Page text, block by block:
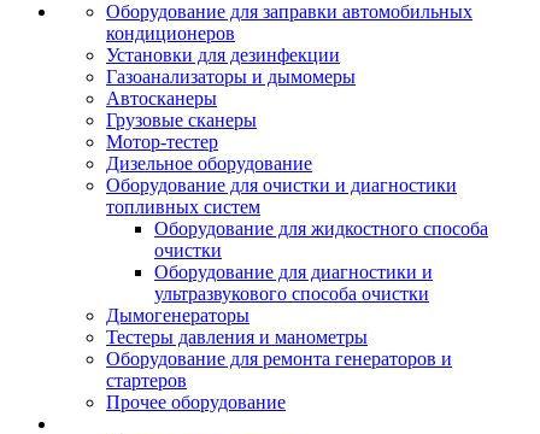
Оборудование для заправки автомобильных
кондиционеров
Установки для дезинфекции
Газоанализаторы и дымомеры
Автосканеры
Грузовые сканеры
Мотор-тестер
Дизельное оборудование
Оборудование для очистки и диагностики
топливных систем
Оборудование для жидкостного способа
очистки
Оборудование для диагностики и
ультразвукового способа очистки
Дымогенераторы
Тестеры давления и манометры
Оборудование для ремонта генераторов и
стартеров
Прочее оборудование